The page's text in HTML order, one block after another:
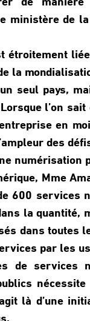
ministère de
étroitement
la
seul pays,
l’on
en
des
numérisation
Mme
600 services
la quantité,
dans toutes
par les
de services
là d’une